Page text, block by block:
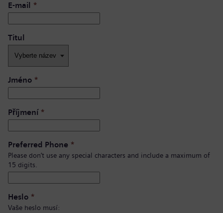
E-mail *
Titul
Jméno *
Příjmení*
Preferred Phone *
Please don’t use any special characters and include a maximum of
15 digits.
Heslo *
Vaše heslo musí: